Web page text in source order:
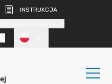
INSTRUKCJA